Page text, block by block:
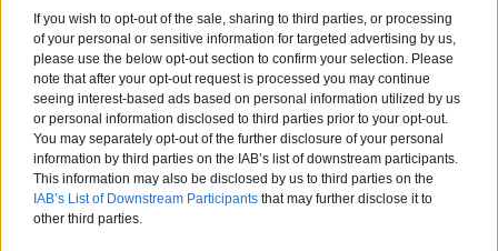
If you wish to opt-out of the sale, sharing to third parties, or processing
of your personal or sensitive information for targeted advertising by us,
please use the below opt-out section to confirm your selection. Please
note that after your opt-out request is processed you may continue
seeing interest-based ads based on personal information utilized by us
or personal information disclosed to third parties prior to your opt-out.
You may separately opt-out of the further disclosure of your personal
information by third parties on the IAB’s list of downstream participants.
This information may also be disclosed by us to third parties on the
IAB’s List of Downstream Participants that may further disclose it to
other third parties.
vos projets de constructions ou d'extensions.
Obtenez des devis ! Trouvez des professionnels
à côté de chez vous.
Trouver un pro